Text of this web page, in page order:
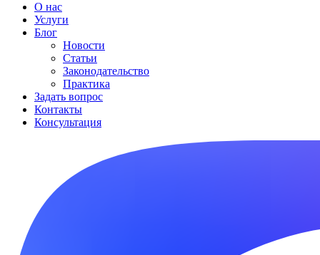
О нас
Услуги
Блог
Новости
Статьи
Законодательство
Практика
Задать вопрос
Контакты
Консультация